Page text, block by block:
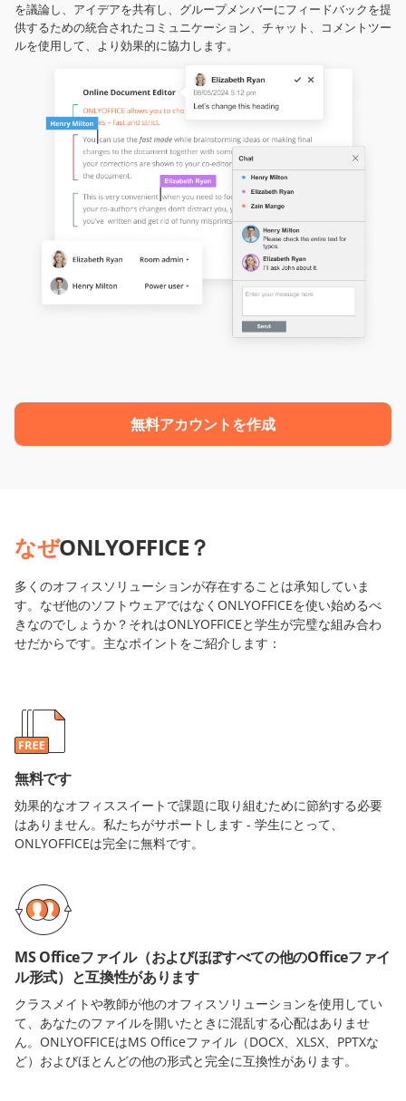
を議論し、アイデアを共有し、グループメンバーにフィードバックを提
供するための統合されたコミュニケーション、チャット、コメントツー
ルを使用して、より効果的に協力します。
無料アカウントを作成
なぜONLYOFFICE？
多くのオフィスソリューションが存在することは承知していま
す。なぜ他のソフトウェアではなくONLYOFFICEを使い始めるべ
きなのでしょうか？それはONLYOFFICEと学生が完璧な組み合わ
せだからです。主なポイントをご紹介します：
無料です
効果的なオフィススイートで課題に取り組むために節約する必要
はありません。私たちがサポートします - 学生にとって、
ONLYOFFICEは完全に無料です。
MS Officeファイル（およびほぼすべての他のOfficeファイ
ル形式）と互換性があります
クラスメイトや教師が他のオフィスソリューションを使用してい
て、あなたのファイルを開いたときに混乱する心配はありませ
ん。ONLYOFFICEはMS Officeファイル（DOCX、XLSX、PPTXな
ど）およびほとんどの他の形式と完全に互換性があります。